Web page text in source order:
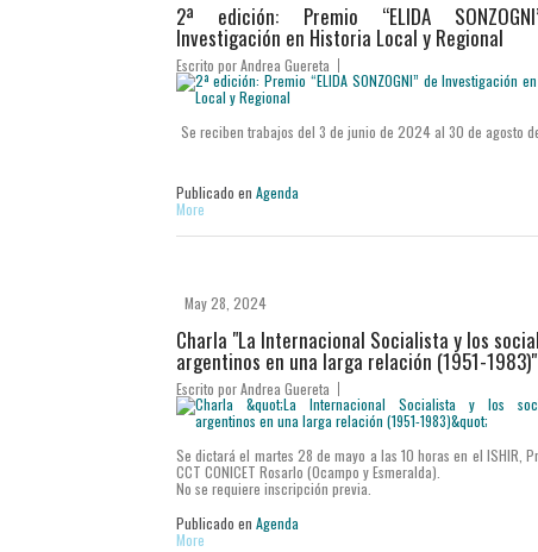
2ª edición: Premio “ELIDA
Investigación en Historia Local y Regional
Escrito porAndrea Guereta
Se reciben trabajos del 3 de junio de 2024 al 30 de agosto
Publicado en Agenda
More
May 28, 2024
Charla "La Internacional Socialista y los
argentinos en una larga relación (1951-1983)"
Escrito porAndrea Guereta
Se dictará el martes 28 de mayo a las 10 horas en el ISHIR,
CCT CONICET Rosarlo (Ocampo y Esmeralda).
No se requiere inscripción previa.
Publicado en Agenda
More